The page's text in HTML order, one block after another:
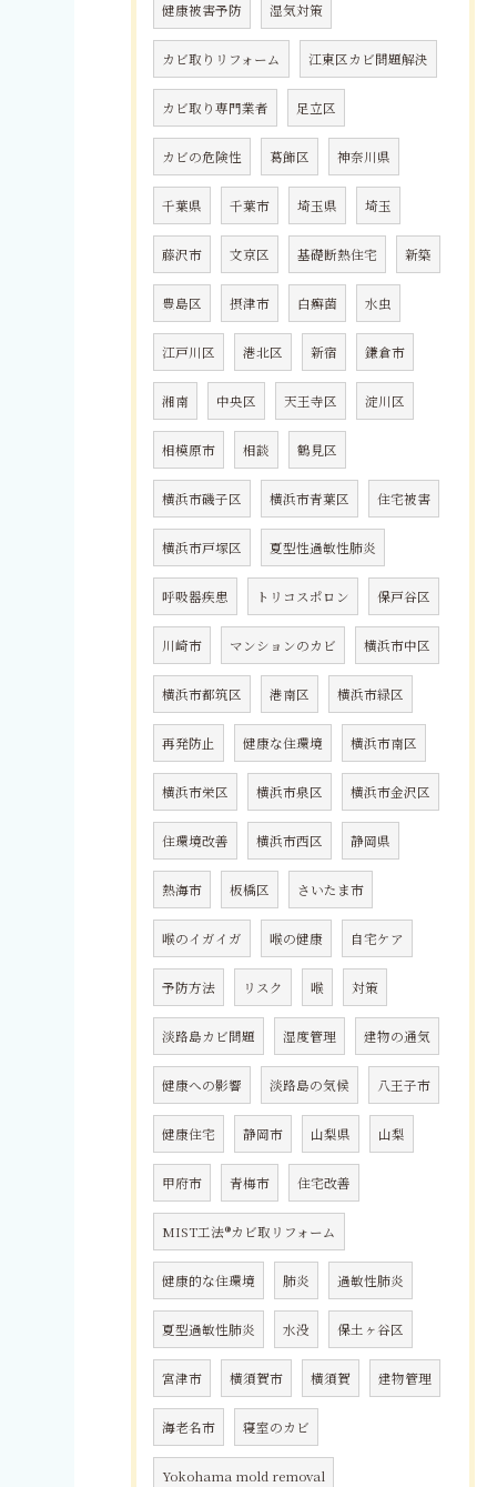
健康被害予防 湿気対策
カビ取りリフォーム 江東区カビ問題解決
カビ取り専門業者 足立区
カビの危険性 葛飾区 神奈川県
千葉県 千葉市 埼玉県 埼玉
藤沢市 文京区 基礎断熱住宅 新築
豊島区 摂津市 白癬菌 水虫
江戸川区 港北区 新宿 鎌倉市
湘南 中央区 天王寺区 淀川区
相模原市 相談 鶴見区
横浜市磯子区 横浜市青葉区 住宅被害
横浜市戸塚区 夏型性過敏性肺炎
呼吸器疾患 トリコスポロン 保戸谷区
川崎市 マンションのカビ 横浜市中区
横浜市都筑区 港南区 横浜市緑区
再発防止 健康な住環境 横浜市南区
横浜市栄区 横浜市泉区 横浜市金沢区
住環境改善 横浜市西区 静岡県
熱海市 板橋区 さいたま市
喉のイガイガ 喉の健康 自宅ケア
予防方法 リスク 喉 対策
淡路島カビ問題 湿度管理 建物の通気
健康への影響 淡路島の気候 八王子市
健康住宅 静岡市 山梨県 山梨
甲府市 青梅市 住宅改善
MIST工法®カビ取リフォーム
健康的な住環境 肺炎 過敏性肺炎
夏型過敏性肺炎 水没 保土ヶ谷区
宮津市 横須賀市 横須賀 建物管理
海老名市 寝室のカビ
Yokohama mold removal